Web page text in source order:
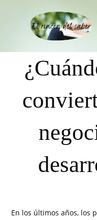
En los últimos años, los